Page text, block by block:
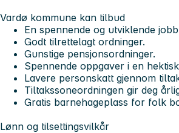
Vardø kommune kan tilbud
En spennende og utviklende
Godt tilrettelagt ordninger.
Gunstige pensjonsordninger.
Spennende oppgaver i en
Lavere personskatt gjennom
Tiltakssoneordningen gir deg
Gratis barnehageplass for folk
Lønn og tilsettingsvilkår